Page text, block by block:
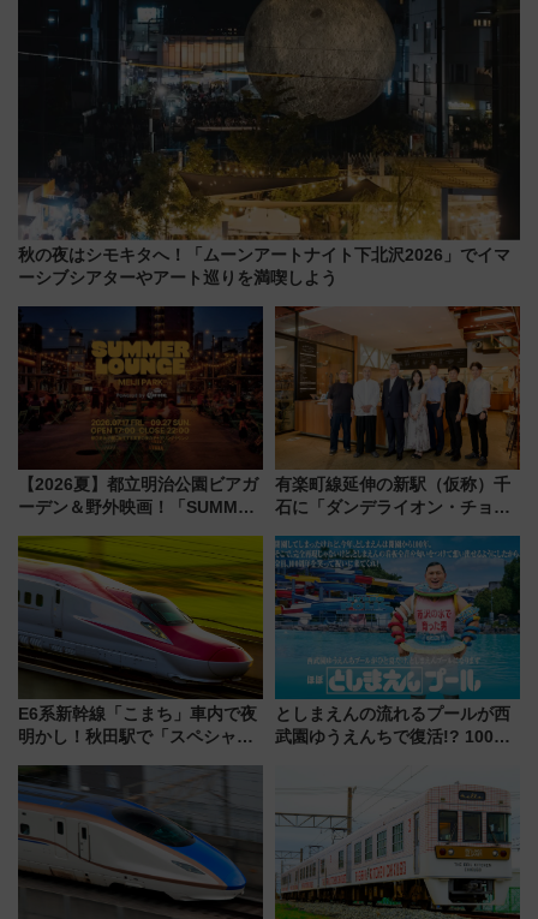
秋の夜はシモキタへ！「ムーンアートナイト下北沢2026」でイマ
ーシブシアターやアート巡りを満喫しよう
【2026夏】都立明治公園ビアガ
ーデン＆野外映画！「SUMMER
ケジュール 夜風とビール、映画
を満喫！
有楽町線延伸の新駅（仮称）千
石に「ダンデライオン・チョコ
1億円出資で挑む新時代のまちづ
くりとは？
E6系新幹線「こまち」車内で夜
明かし！秋田駅で「スペシャル
法は？
としまえんの流れるプールが西
武園ゆうえんちで復活!? 100周
イダー」に注目 2026年夏は所